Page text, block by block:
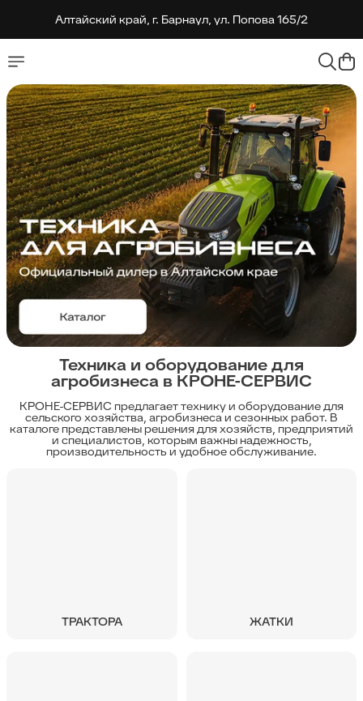
Алтайский край, г. Барнаул, ул. Попова 165/2
Техника и оборудование для
агробизнеса в КРОНЕ-СЕРВИС
КРОНЕ-СЕРВИС предлагает технику и оборудование для
сельского хозяйства, агробизнеса и сезонных работ. В
каталоге представлены решения для хозяйств, предприятий
и специалистов, которым важны надежность,
производительность и удобное обслуживание.
ТРАКТОРА ЖАТКИ